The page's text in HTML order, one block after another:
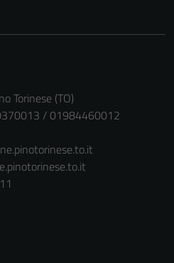
Torinese (TO)
/ 01984460012